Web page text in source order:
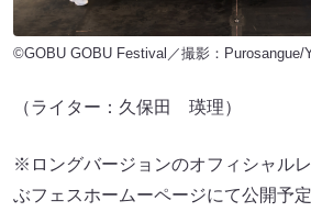
©GOBU GOBU Festival／撮影：Purosangue/
（ライター：久保田 瑛理）
※ロングバージョンのオフィシャル
ぶフェスホームーページにて公開予定